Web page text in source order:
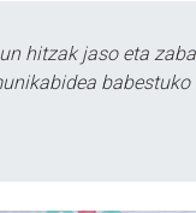
hitzak jaso eta
babestuko